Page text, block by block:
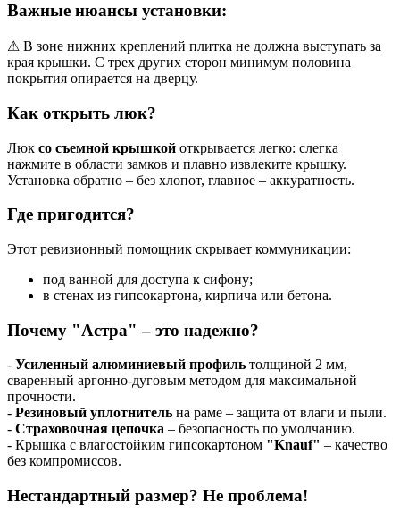
Важные нюансы установки:
⚠ В зоне нижних креплений плитка не должна выступать за
края крышки. С трех других сторон минимум половина
покрытия опирается на дверцу.
Как открыть люк?
Люк со съемной крышкой открывается легко: слегка
нажмите в области замков и плавно извлеките крышку.
Установка обратно – без хлопот, главное – аккуратность.
Где пригодится?
Этот ревизионный помощник скрывает коммуникации:
под ванной для доступа к сифону;
в стенах из гипсокартона, кирпича или бетона.
Почему "Астра" – это надежно?
- Усиленный алюминиевый профиль толщиной 2 мм,
сваренный аргонно-дуговым методом для максимальной
прочности.
- Резиновый уплотнитель на раме – защита от влаги и пыли.
- Страховочная цепочка – безопасность по умолчанию.
- Крышка с влагостойким гипсокартоном "Knauf" – качество
без компромиссов.
Нестандартный размер? Не проблема!